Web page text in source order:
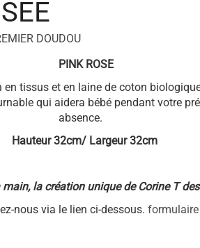
DOUDOU
PINK ROSE
en tissus et en laine de coton
qui aidera bébé pendant votre
absence.
Hauteur 32cm/ Largeur 32cm
main, la création unique de Corine T
nous via le lien ci-dessous.